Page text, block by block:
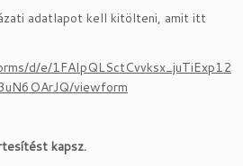
adatlapot kell kitölteni, amit itt
d/e/1FAIpQLSctCvvksx_juTiExp12
viewform
kapsz.